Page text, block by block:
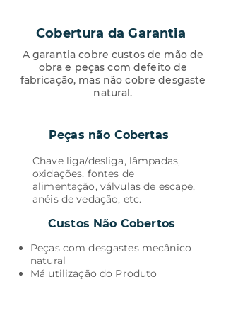
Cobertura da Garantia
A garantia cobre custos de mão de
obra e peças com defeito de
fabricação, mas não cobre desgaste
natural.
Peças não Cobertas
Chave liga/desliga, lâmpadas,
oxidações, fontes de
alimentação, válvulas de escape,
anéis de vedação, etc.
Custos Não Cobertos
Peças com desgastes mecânico
natural
Má utilização do Produto